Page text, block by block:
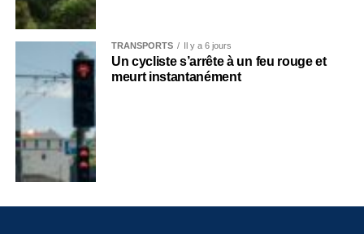
TRANSPORTS Il y a 6 jours
Un cycliste s’arrête à un feu rouge et
meurt instantanément